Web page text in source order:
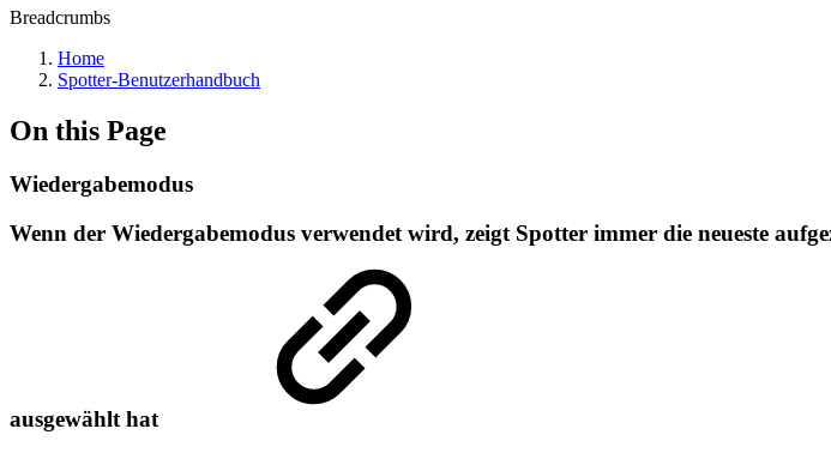
Breadcrumbs
Home
Spotter-Benutzerhandbuch
On this Page
Wiedergabemodus
Wenn der Wiedergabemodus verwendet wird, zeigt Spotter immer die neueste
ausgewählt hat